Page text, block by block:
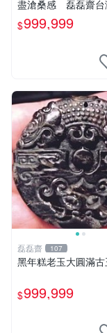
盡滄桑感 磊磊齋台
東玉東海岸心臟石黑
秀姑玉鳳梨芋仔玉總
$999,999
磊磊齋 107
黑年糕老玉大圓滿
$999,999